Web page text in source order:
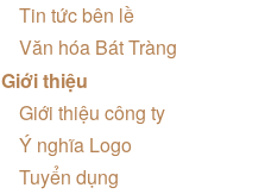
Tin tức bên lề
Văn hóa Bát Tràng
Giới thiệu
Giới thiệu công ty
Ý nghĩa Logo
Tuyển dụng